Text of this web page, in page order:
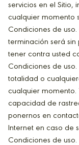
servicios en el Sitio,
cualquier momento
Condiciones de
terminación será
tener contra usted
Condiciones de
totalidad o
cualquier momento.
capacidad de
ponernos en
Internet en caso de
Condiciones de uso.